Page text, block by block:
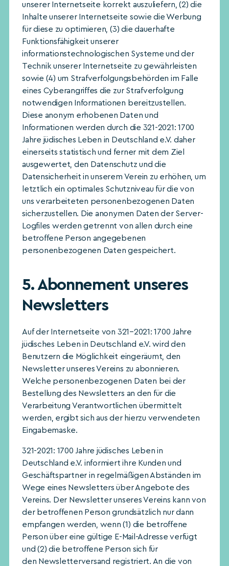
unserer Internetseite korrekt auszuliefern, (2) die
Inhalte unserer Internetseite sowie die Werbung
für diese zu optimieren, (3) die dauerhafte
Funktionsfähigkeit unserer
informationstechnologischen Systeme und der
Technik unserer Internetseite zu gewährleisten
sowie (4) um Strafverfolgungsbehörden im Falle
eines Cyberangriffes die zur Strafverfolgung
notwendigen Informationen bereitzustellen.
Diese anonym erhobenen Daten und
Informationen werden durch die 321-2021: 1700
Jahre jüdisches Leben in Deutschland e.V. daher
einerseits statistisch und ferner mit dem Ziel
ausgewertet, den Datenschutz und die
Datensicherheit in unserem Verein zu erhöhen, um
letztlich ein optimales Schutzniveau für die von
uns verarbeiteten personenbezogenen Daten
sicherzustellen. Die anonymen Daten der Server-
Logfiles werden getrennt von allen durch eine
betroffene Person angegebenen
personenbezogenen Daten gespeichert.
5. Abonnement unseres
Newsletters
Auf der Internetseite von 321–2021: 1700 Jahre
jüdisches Leben in Deutschland e.V. wird den
Benutzern die Möglichkeit eingeräumt, den
Newsletter unseres Vereins zu abonnieren.
Welche personenbezogenen Daten bei der
Bestellung des Newsletters an den für die
Verarbeitung Verantwortlichen übermittelt
werden, ergibt sich aus der hierzu verwendeten
Eingabemaske.
321-2021: 1700 Jahre jüdisches Leben in
Deutschland e.V. informiert ihre Kunden und
Geschäftspartner in regelmäßigen Abständen im
Wege eines Newsletters über Angebote des
Vereins. Der Newsletter unseres Vereins kann von
der betroffenen Person grundsätzlich nur dann
empfangen werden, wenn (1) die betroffene
Person über eine gültige E-Mail-Adresse verfügt
und (2) die betroffene Person sich für
den Newsletterversand registriert. An die von